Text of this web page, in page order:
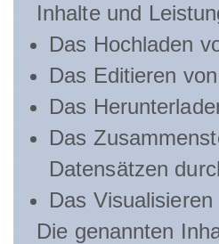
Inhalte und
Das Hochladen
Das Editieren
Das
Das
Datensätzen
Das
Die genannten